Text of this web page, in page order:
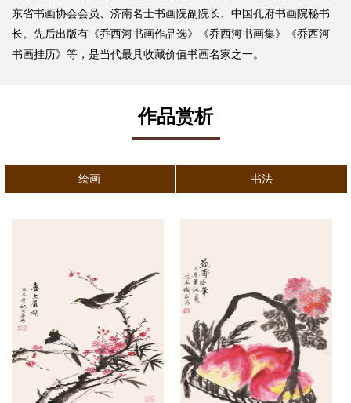
东省书画协会会员、济南名士书画院副院长、中国孔府书画院秘书
长。先后出版有《乔西河书画作品选》《乔西河书画集》《乔西河
书画挂历》等，是当代最具收藏价值书画名家之一。
作品赏析
绘画 书法